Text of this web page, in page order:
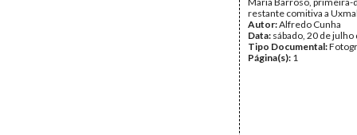
restante comitiva a
Autor:Alfredo Cunha
Data: sábado, 20 de julho
Tipo Documental:
Página(s): 1